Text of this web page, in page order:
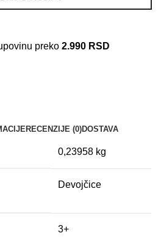
preko 2.990 RSD
RECENZIJE (0)DOSTAVA
0,23958 kg
Devojčice
3+